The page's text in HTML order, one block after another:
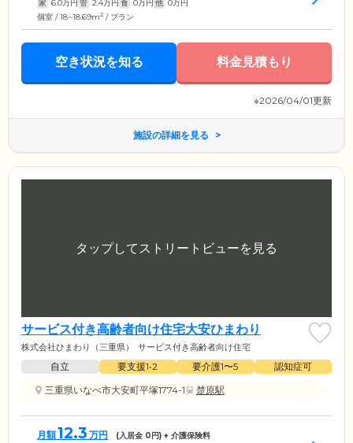
家 6.0万円 管 2.4万円 食 0万円 他 0万円
個室 / 18~18.69m2 / プラン
空き状況を知る 料金見積もり
※2026/04/01更新
施設の詳細を見る
サービス付き高齢者向け住宅大安ひまわり
株式会社ひまわり（三重県） サービス付き高齢者向け住宅
自立 要支援1•2 要介護1〜5
認知症可
三重県いなべ市大安町平塚1774-1
楚原駅
月額12.3 万円 (入居金 0円) + 介護保険料